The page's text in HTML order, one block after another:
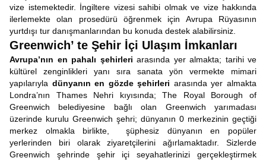
vize istemektedir. İngiltere vizesi sahibi olmak ve vize hakkında
ilerlemekte olan prosedürü öğrenmek için Avrupa Rüyasının
yurtdışı tur danışmanlarından bu konuda destek alabilirsiniz.
Greenwich’ te Şehir İçi Ulaşım İmkanları
Avrupa’nın en pahalı şehirleri arasında yer almakta; tarihi ve
kültürel zenginlikleri yanı sıra sanata yön vermekte mimari
yapılarıyla dünyanın en gözde şehirleri arasında yer almakta
Londra’nın Thames Nehri kıyısında; The Royal Borough of
Greenwich belediyesine bağlı olan Greenwich yarımadası
üzerinde kurulu Greenwich şehri; dünyanın 0 merkezinin geçtiği
merkez olmakla birlikte, şüphesiz dünyanın en popüler
yerlerinden biri olarak ziyaretçilerini ağırlamaktadır. Sizlerde
Greenwich şehrinde şehir içi seyahatlerinizi gerçekleştirmek